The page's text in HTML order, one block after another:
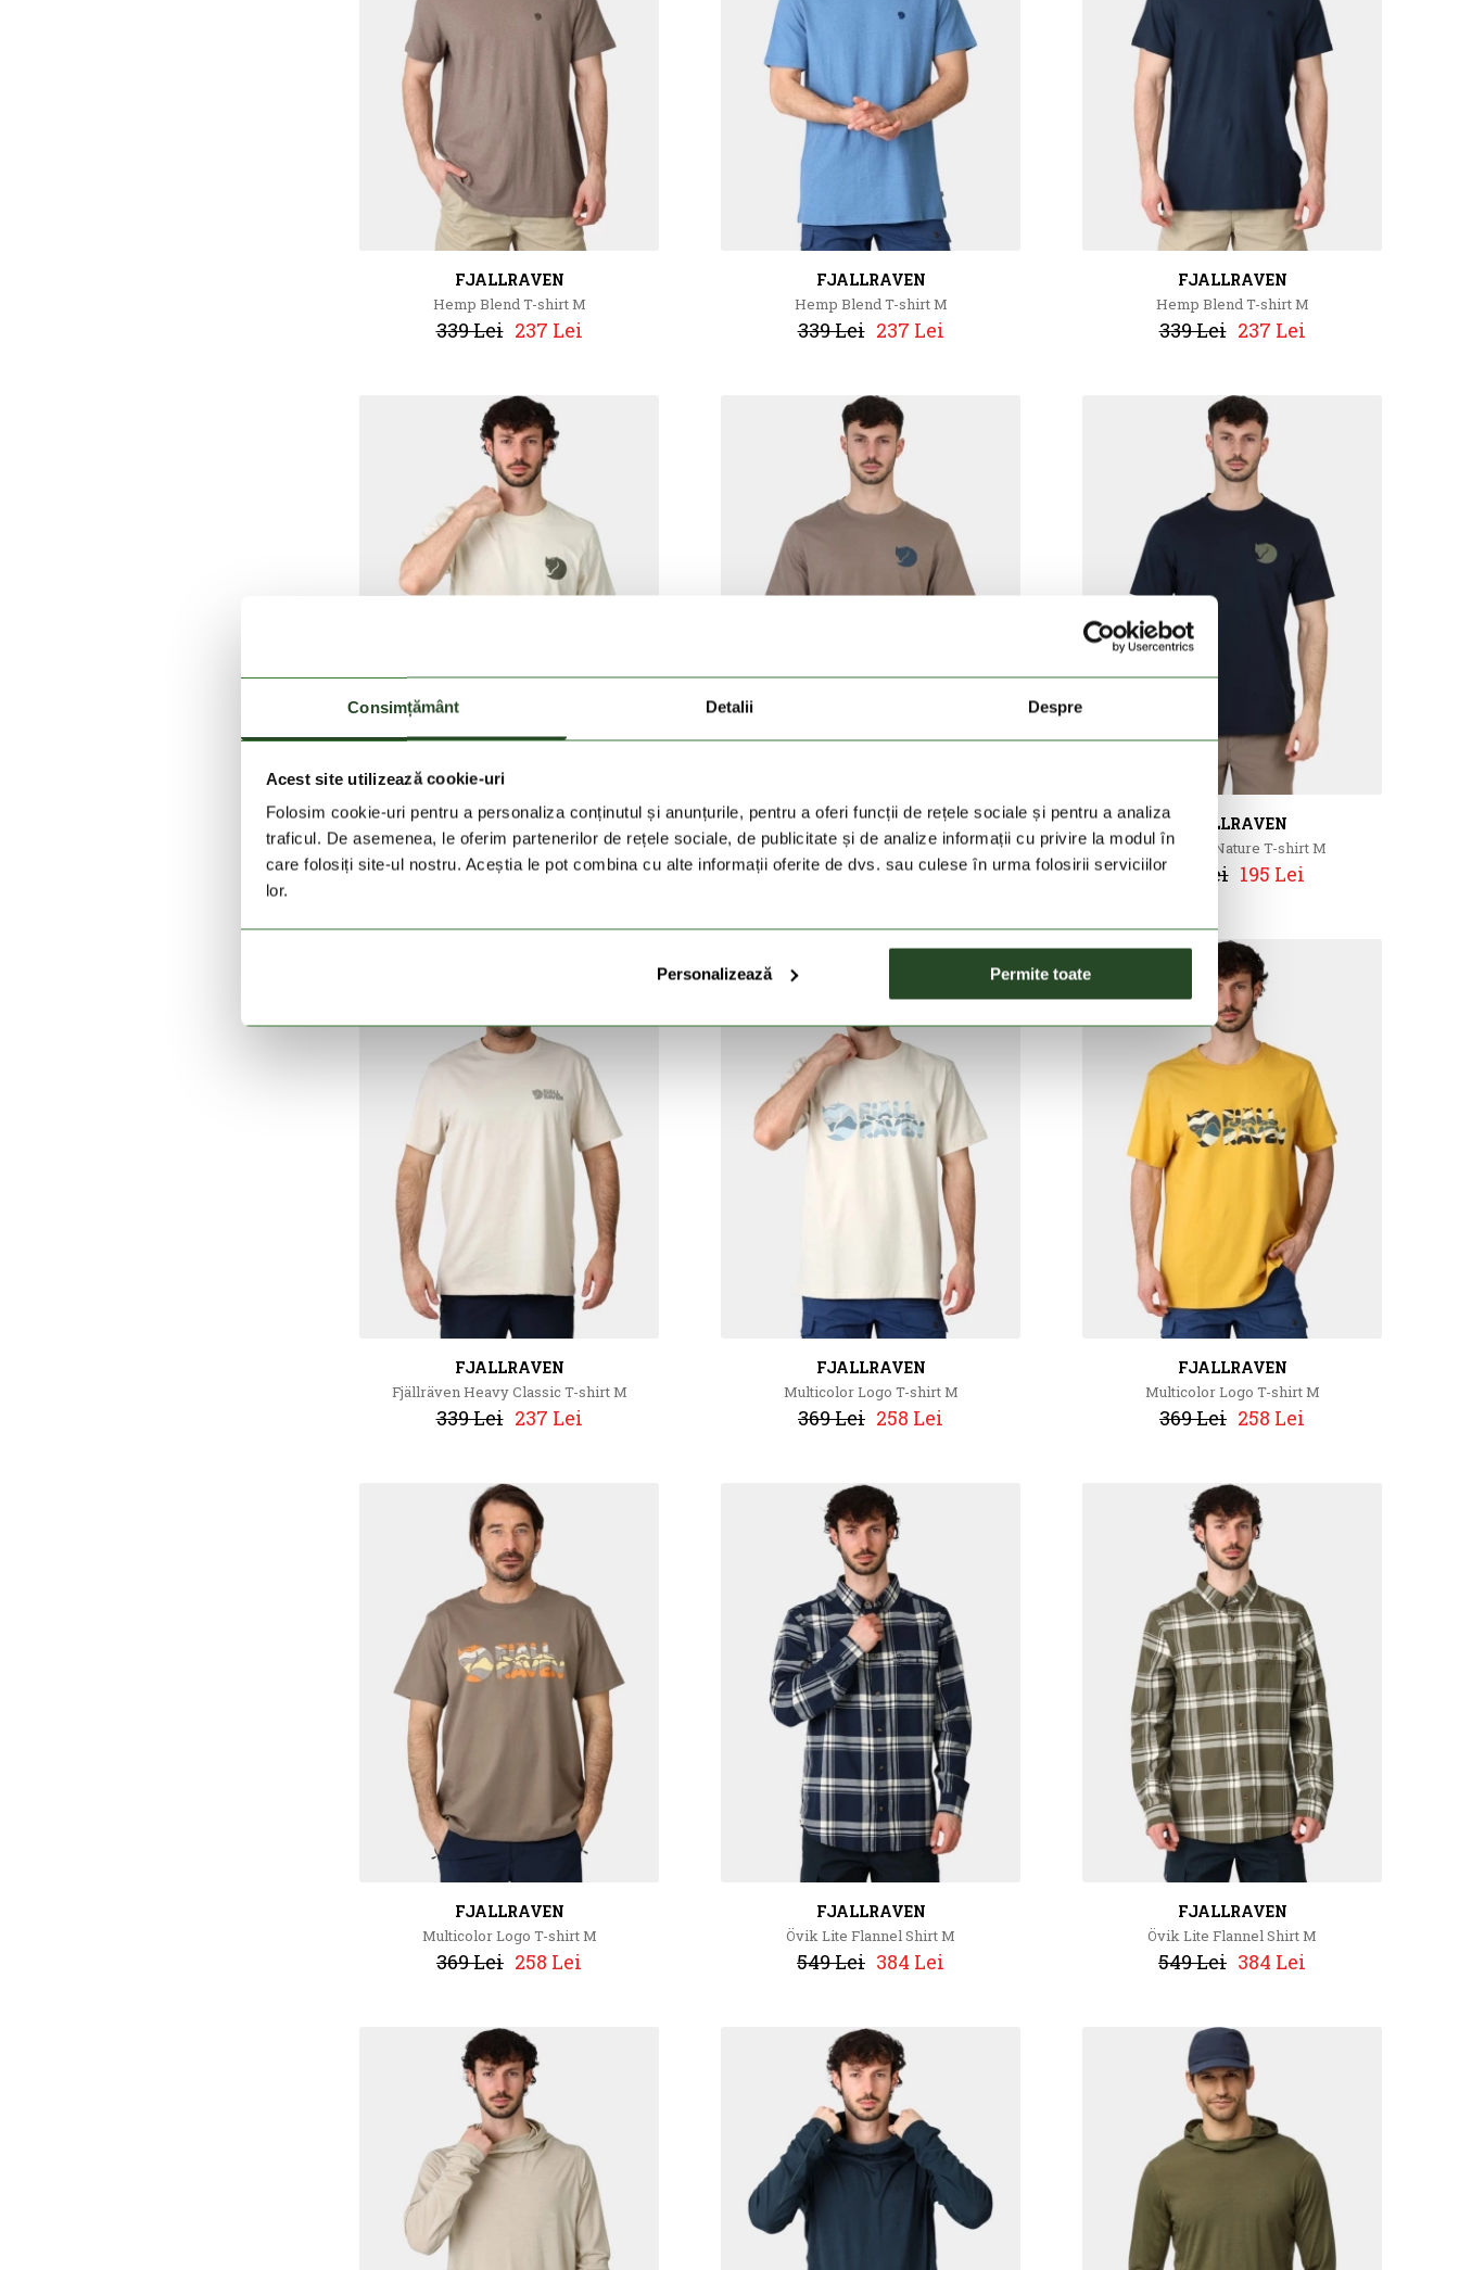
Consimțământ Detalii Despre
Acest site utilizează cookie-uri
Folosim cookie-uri pentru a personaliza conținutul și anunțurile, pentru a oferi funcții de rețele sociale și pentru a analiza
traficul. De asemenea, le oferim partenerilor de rețele sociale, de publicitate și de analize informații cu privire la modul în
care folosiți site-ul nostru. Aceștia le pot combina cu alte informații oferite de dvs. sau culese în urma folosirii serviciilor
lor.
Personalizează Permite toate
FJALLRAVEN
Hemp Blend T-shirt M
339 Lei 237 Lei
FJALLRAVEN
Hemp Blend T-shirt M
339 Lei 237 Lei
FJALLRAVEN
Hemp Blend T-shirt M
339 Lei 237 Lei
FJALLRAVEN
Walk With Nature T-shirt M
279 Lei 195 Lei
FJALLRAVEN
Walk With Nature T-shirt M
279 Lei 195 Lei
FJALLRAVEN
Walk With Nature T-shirt M
279 Lei 195 Lei
FJALLRAVEN
Fjällräven Heavy Classic T-shirt M
339 Lei 237 Lei
FJALLRAVEN
Multicolor Logo T-shirt M
369 Lei 258 Lei
FJALLRAVEN
Multicolor Logo T-shirt M
369 Lei 258 Lei
FJALLRAVEN
Multicolor Logo T-shirt M
369 Lei 258 Lei
FJALLRAVEN
Övik Lite Flannel Shirt M
549 Lei 384 Lei
FJALLRAVEN
Övik Lite Flannel Shirt M
549 Lei 384 Lei